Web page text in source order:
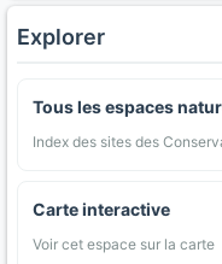
Explorer
Tous les espaces
Index des sites des
Carte interactive
Voir cet espace sur la carte